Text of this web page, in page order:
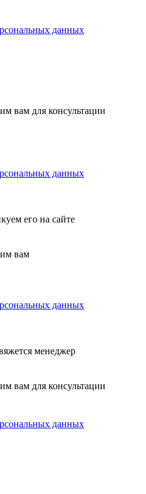
данных
вам для консультации
данных
его на сайте
вам
данных
менеджер
вам для консультации
данных